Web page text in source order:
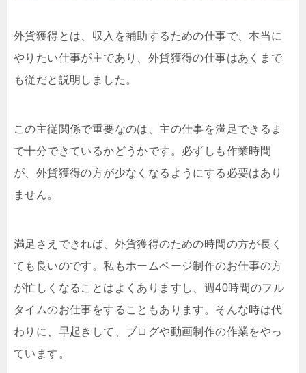
外貨獲得とは、収入を補助するための仕事で、本当に
やりたい仕事が主であり、外貨獲得の仕事はあくまで
も従だと説明しました。
この主従関係で重要なのは、主の仕事を満足できるま
で十分できているかどうかです。必ずしも作業時間
が、外貨獲得の方が少なくなるようにする必要はあり
ません。
満足さえできれば、外貨獲得のための時間の方が長く
ても良いのです。私もホームページ制作のお仕事の方
が忙しくなることはよくありますし、週40時間のフル
タイムのお仕事をすることもあります。そんな時は代
わりに、早起きして、ブログや動画制作の作業をやっ
ています。